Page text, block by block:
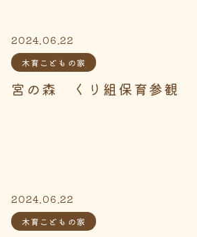
2024.06.22
木育こどもの家
宮の森 くり組保育参観
2024.06.22
木育こどもの家